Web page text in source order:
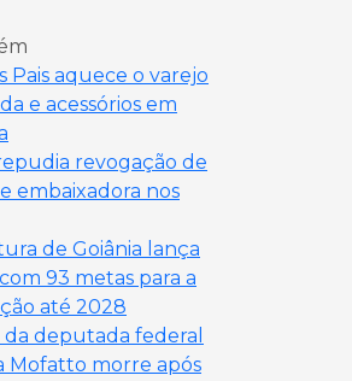
Pais aquece o varejo
e acessórios em
revogação de
embaixadora nos
de Goiânia lança
93 metas para a
até 2028
deputada federal
Mofatto morre após